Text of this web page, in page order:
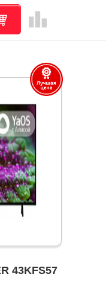
leaderboard
43KFS57